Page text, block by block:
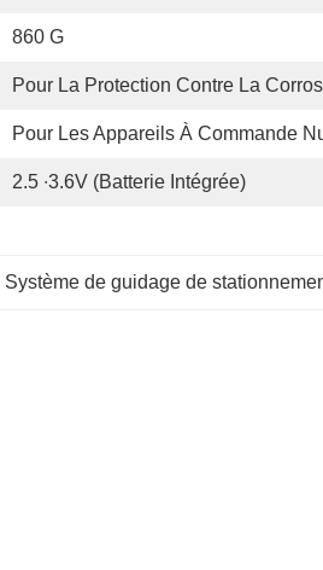
860 G
Pour La Protection Contre La
Pour Les Appareils À Commande
2.5 ∙3.6V (batterie Intégrée)
Système de guidage de